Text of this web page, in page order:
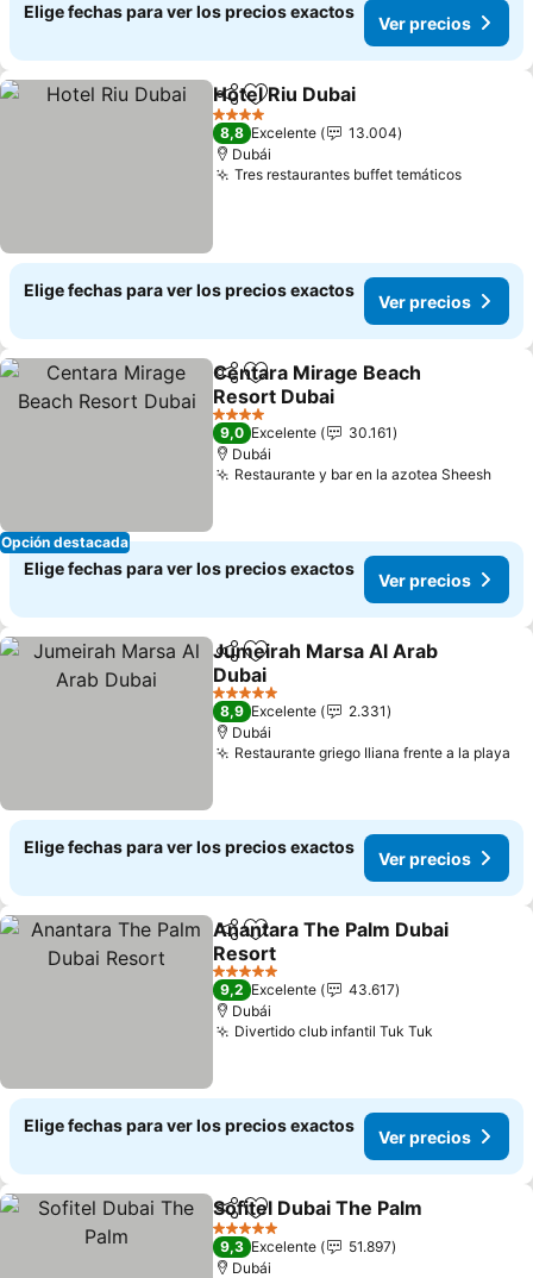
Elige fechas para ver los precios exactos
Ver precios
CompartirAgregar a favoritos
Hotel Riu Dubai
4 Estrellas
8,8 Excelente
13.004
Dubái
Tres restaurantes buffet temáticos
Elige fechas para ver los precios exactos
Ver precios
Opción destacada
CompartirAgregar a favoritos
Centara Mirage Beach
Resort Dubai
4 Estrellas
9,0 Excelente
30.161
Dubái
Restaurante y bar en la azotea Sheesh
Elige fechas para ver los precios exactos
Ver precios
CompartirAgregar a favoritos
Jumeirah Marsa Al Arab
Dubai
5 Estrellas
8,9 Excelente
2.331
Dubái
Restaurante griego Iliana frente a la playa
Elige fechas para ver los precios exactos
Ver precios
CompartirAgregar a favoritos
Anantara The Palm Dubai
Resort
5 Estrellas
9,2 Excelente
43.617
Dubái
Divertido club infantil Tuk Tuk
Elige fechas para ver los precios exactos
Ver precios
CompartirAgregar a favoritos
Sofitel Dubai The Palm
5 Estrellas
9,3 Excelente
51.897
Dubái